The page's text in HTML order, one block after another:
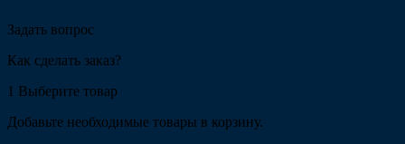
Задать вопрос
Как сделать заказ?
1 Выберите товар
Добавьте необходимые товары в корзину.